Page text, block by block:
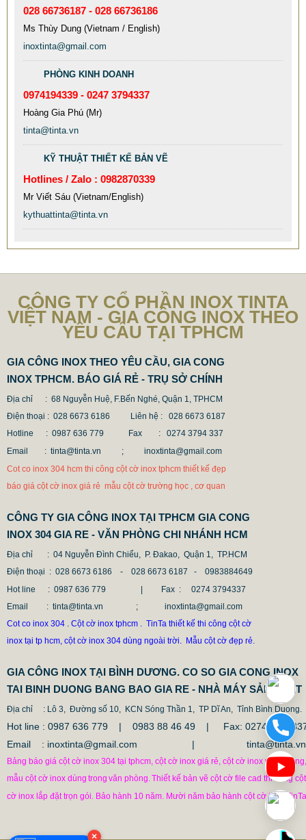
×
MẪU CỘT CỜ INOX ĐẸP GIÁ RẺ
CỘT INOX 304 NÂNG HẠ
685.700 VNĐ 865.700 VNĐ
1.682.500 VNĐ
028 66736187 - 028 66736186
Ms Thùy Dung (Vietnam / English)
inoxtinta@gmail.com
PHÒNG KINH DOANH
0974194339 - 0247 3794337
Hoàng Gia Phú (Mr)
tinta@tinta.vn
KỸ THUẬT THIẾT KẾ BẢN VẼ
Hotlines / Zalo : 0982870339
Mr Viết Sáu (Vietnam/English)
kythuattinta@tinta.vn
CÔNG TY CỔ PHẦN INOX TINTA
VIỆT NAM - GIA CÔNG INOX THEO
YÊU CẦU TẠI TPHCM
GIA CÔNG INOX THEO YÊU CẦU, GIA CONG
INOX TPHCM. BÁO GIÁ RẺ - TRỤ SỞ CHÍNH
Địa chỉ : 68 Nguyễn Huệ, F.Bến Nghé, Quận 1, TPHCM
Điện thoại : 028 6673 6186
Liên hệ : 028 6673 6187
Hotline : 0987 636 779 Fax
: 0274 3794 337
Email : tinta@tinta.vn ;
inoxtinta@gmail.com
Cot co inox 304 hcm thi công cột cờ inox tphcm thiết kế đẹp
báo giá cột cờ inox giá rẻ mẫu cột cờ trường học , cơ quan
CÔNG TY GIA CÔNG INOX TẠI TPHCM GIA CONG
INOX 304 GIA RE - VĂN PHÒNG CHI NHÁNH HCM
Địa chỉ
: 04 Nguyễn Đình Chiểu, P. Đakao, Quận 1, TP.HCM
Điện thoại : 028 6673 6186 - 028 6673 6187 -
0983884649
Hot line
: 0987 636 779 | Fax :
0274 3794337
Email
: tinta@tinta.vn ; inoxtinta@gmail.com
Cot co inox 304 . Cột cờ inox tphcm . TinTa thiết kế thi công cột cờ
inox tại tp hcm, cột cờ inox 304 dùng ngoài trời. Mẫu cột cờ đẹp rẻ.
GIA CÔNG INOX TẠI BÌNH DƯƠNG. CO SO GIA CONG INOX
TAI BINH DUONG BANG BAO GIA RE - NHÀ MÁY SẢN XUẤT
Địa chỉ : Lô 3, Đường số 10, KCN Sóng Thần 1, TP Dĩ An, Tỉnh Bình Duong.
Hot line : 0987 636 779 | 0983 88 46 49 |
Fax:
Email : inoxtinta@gmail.com | tinta@tinta.vn
Bảng báo giá cột cờ inox 304 tại tphcm, cột cờ inox giá rẻ, cột cờ inox văn phòng,
mẫu cột cờ inox dùng trong văn phòng.Thiết kế bản vẽ cột cờ file cad thi công cột
cờ inox lắp đặt trọn gói. Bảo hành 10 năm. Mười năm bảo hành cột cờ inox